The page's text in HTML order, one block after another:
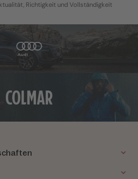
Richtigkeit und Vollständigkeit